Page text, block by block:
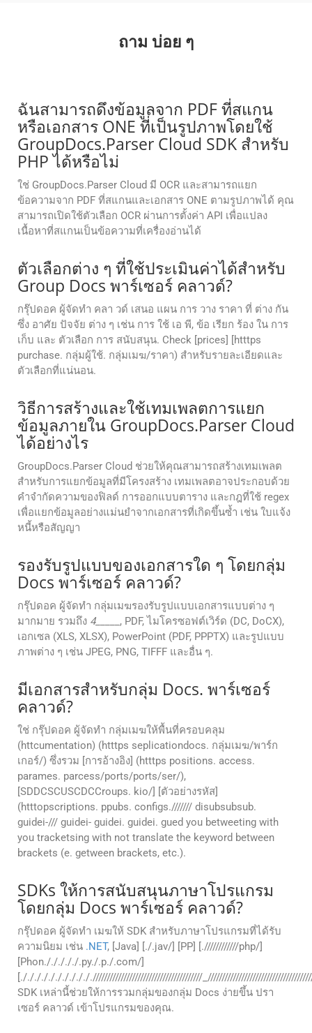
ถาม บ่อย ๆ
ฉันสามารถดึงข้อมูลจาก PDF ที่สแกน
หรือเอกสาร ONE ที่เป็นรูปภาพโดยใช้
GroupDocs.Parser Cloud SDK สำหรับ
PHP ได้หรือไม่
ใช่ GroupDocs.Parser Cloud มี OCR และสามารถแยก
ข้อความจาก PDF ที่สแกนและเอกสาร ONE ตามรูปภาพได้ คุณ
สามารถเปิดใช้ตัวเลือก OCR ผ่านการตั้งค่า API เพื่อแปลง
เนื้อหาที่สแกนเป็นข้อความที่เครื่องอ่านได้
ตัวเลือกต่าง ๆ ที่ใช้ประเมินค่าได้สําหรับ
Group Docs พาร์เซอร์ คลาวด์?
กรุ๊ปดอค ผู้จัดทํา คลา วด์ เสนอ แผน การ วาง ราคา ที่ ต่าง กัน
ซึ่ง อาศัย ปัจจัย ต่าง ๆ เช่น การ ใช้ เอ พี, ข้อ เรียก ร้อง ใน การ
เก็บ และ ตัวเลือก การ สนับสนุน. Check [prices] [htttps
purchase. กลุ่มผู้ใช้. กลุ่มเมฆ/ราคา) สําหรับรายละเอียดและ
ตัวเลือกที่แน่นอน.
วิธีการสร้างและใช้เทมเพลตการแยก
ข้อมูลภายใน GroupDocs.Parser Cloud
ได้อย่างไร
GroupDocs.Parser Cloud ช่วยให้คุณสามารถสร้างเทมเพลต
สำหรับการแยกข้อมูลที่มีโครงสร้าง เทมเพลตอาจประกอบด้วย
คำจำกัดความของฟิลด์ การออกแบบตาราง และกฎที่ใช้ regex
เพื่อแยกข้อมูลอย่างแม่นยำจากเอกสารที่เกิดขึ้นซ้ำ เช่น ใบแจ้ง
หนี้หรือสัญญา
รองรับรูปแบบของเอกสารใด ๆ โดยกลุ่ม
Docs พาร์เซอร์ คลาวด์?
กรุ๊ปดอค ผู้จัดทํา กลุ่มเมฆรองรับรูปแบบเอกสารแบบต่าง ๆ
มากมาย รวมถึง 4_____, PDF, ไมโครซอฟต์เวิร์ด (DC, DoCX),
เอกเซล (XLS, XLSX), PowerPoint (PDF, PPPTX) และรูปแบบ
ภาพต่าง ๆ เช่น JPEG, PNG, TIFFF และอื่น ๆ.
มีเอกสารสําหรับกลุ่ม Docs. พาร์เซอร์
คลาวด์?
ใช่ กรุ๊ปดอค ผู้จัดทํา กลุ่มเมฆให้พื้นที่ครอบคลุม
(httcumentation) (htttps seplicationdocs. กลุ่มเมฆ/พาร์ก
เกอร์/) ซึ่งรวม [การอ้างอิง] (htttps positions. access.
parames. parcess/ports/ports/ser/),
[SDDCSCUSCDCCroups. kio/] [ตัวอย่างรหัส]
(htttopscriptions. ppubs. configs./////// disubsubsub.
guidei-/// guidei- guidei. guidei. gued you betweeting with
you tracketsing with not translate the keyword between
brackets (e. getween brackets, etc.).
SDKs ให้การสนับสนุนภาษาโปรแกรม
โดยกลุ่ม Docs พาร์เซอร์ คลาวด์?
กรุ๊ปดอค ผู้จัดทํา เมฆให้ SDK สําหรับภาษาโปรแกรมที่ได้รับ
ความนิยม เช่น .NET, [Java] [./.jav/] [PP] [.////////////php/]
[Phon./././././.py./.p./.com/]
[./././././././././././//////////////////////////////////////
SDK เหล่านี้ช่วยให้การรวมกลุ่มของกลุ่ม Docs ง่ายขึ้น ปรา
เซอร์ คลาวด์ เข้าโปรแกรมของคุณ.